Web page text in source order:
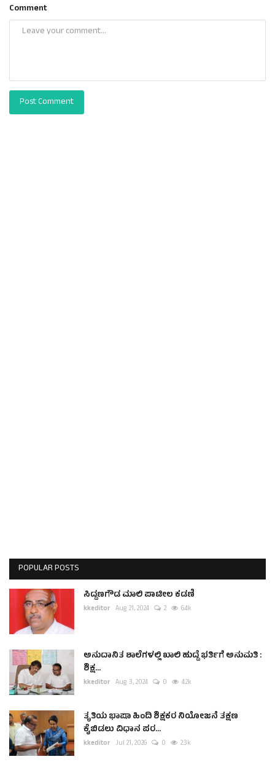
Comment
Post Comment
POPULAR POSTS
ಸಿದ್ದಣಗೌಡ ಮಾಲಿ ಪಾಟೀಲ ಕಡಣಿ
kkeditor Aug 21, 2024 2 6.4k
ಅನುದಾನಿತ ಶಾಲೆಗಳಲ್ಲಿ ಖಾಲಿ ಹುದ್ದೆ ಭರ್ತಿಗೆ ಅನುಮತಿ :
ಶಿಕ್ಷ...
kkeditor Aug 3, 2024 0 4.2k
ತೃತಿಯ ಭಾಷಾ ಹಿಂದಿ ಶಿಕ್ಷಕರ ನಿಯೋಜನೆ ತಕ್ಷಣ
ಕೈಬಿಡಲು ವಿಧಾನ ಪರ...
kkeditor Jul 21, 2026 0 2.3k